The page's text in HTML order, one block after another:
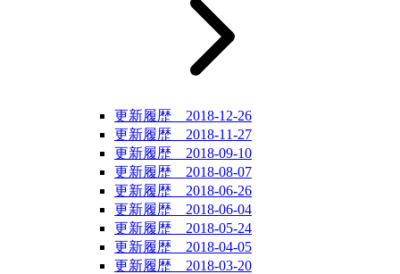
更新履歴 2018-12-26
更新履歴 2018-11-27
更新履歴 2018-09-10
更新履歴 2018-08-07
更新履歴 2018-06-26
更新履歴 2018-06-04
更新履歴 2018-05-24
更新履歴 2018-04-05
更新履歴 2018-03-20